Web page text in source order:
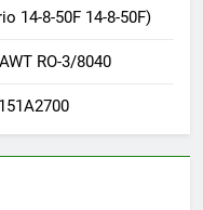
14-8-50F 14-8-50F)
RO-3/8040